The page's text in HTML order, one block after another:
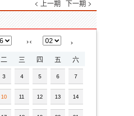
< 上一期 下一期 >
›‹ ›
二 三 四 五 六
3 4 5 6 7
10 11 12 13 14